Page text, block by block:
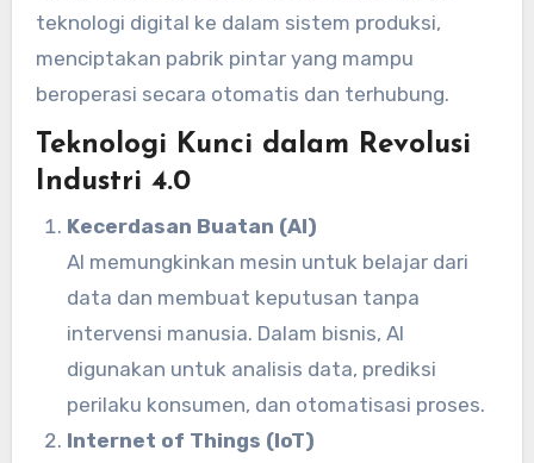
teknologi digital ke dalam sistem produksi,
menciptakan pabrik pintar yang mampu
beroperasi secara otomatis dan terhubung.
Teknologi Kunci dalam Revolusi
Industri 4.0
Kecerdasan Buatan (AI)
AI memungkinkan mesin untuk belajar dari
data dan membuat keputusan tanpa
intervensi manusia. Dalam bisnis, AI
digunakan untuk analisis data, prediksi
perilaku konsumen, dan otomatisasi proses.
Internet of Things (IoT)